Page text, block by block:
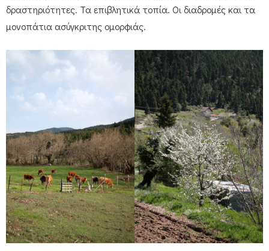
δραστηριότητες. Τα επιβλητικά τοπία. Οι διαδρομές και τα
μονοπάτια ασύγκριτης ομορφιάς.